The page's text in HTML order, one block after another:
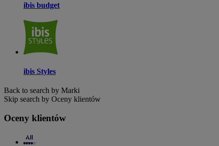
ibis budget
ibis Styles
Back to search by Marki
Skip search by Oceny klientów
Oceny klientów